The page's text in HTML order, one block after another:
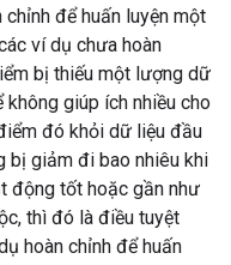
để huấn luyện một
ví dụ chưa hoàn
bị thiếu một lượng dữ
giúp ích nhiều cho
đó khỏi dữ liệu đầu
bị giảm đi bao nhiêu khi
động tốt hoặc gần như
thì đó là điều tuyệt
hoàn chỉnh để huấn